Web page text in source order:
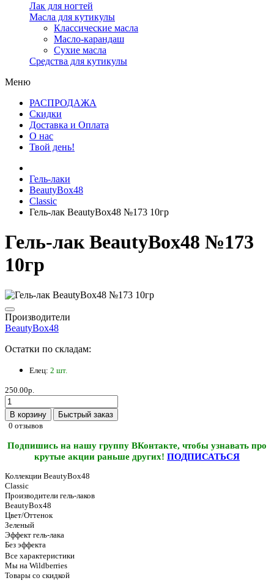
Лак для ногтей
Масла для кутикулы
Классические масла
Масло-карандаш
Сухие масла
Средства для кутикулы
Меню
РАСПРОДАЖА
Скидки
Доставка и Оплата
О нас
Твой день!
Гель-лаки
BeautyBox48
Classic
Гель-лак BeautyBox48 №173 10гр
Гель-лак BeautyBox48 №173
10гр
Производители
BeautyBox48
Остатки по складам:
Елец: 2 шт.
250.00р.
В корзину
Быстрый заказ
0 отзывов
Подпишись на нашу группу ВКонтакте, чтобы узнавать про
крутые акции раньше других! ПОДПИСАТЬСЯ
Коллекции BeautyBox48
Classic
Производители гель-лаков
BeautyBox48
Цвет/Оттенок
Зеленый
Эффект гель-лака
Без эффекта
Все характеристики
Мы на Wildberries
Товары со скидкой